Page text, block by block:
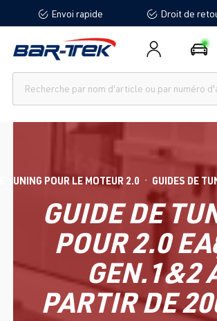
principalEnvoi rapide Droit de
TUNING POUR LE MOTEUR 2.0 ● GUIDES DE
GUIDE DE
POUR 2.0
GEN.1&2
PARTIR DE